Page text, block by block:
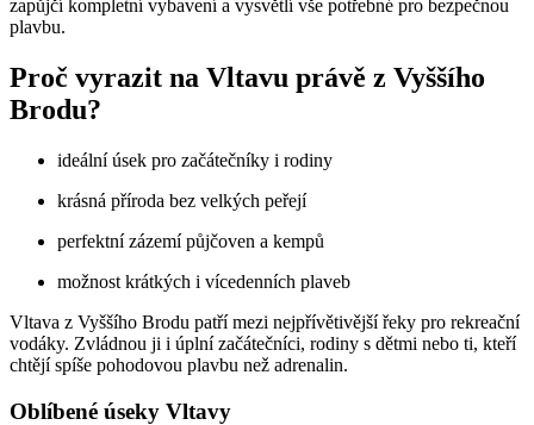
zapůjčí kompletní vybavení a vysvětlí vše potřebné pro bezpečnou
plavbu.
Proč vyrazit na Vltavu právě z Vyššího
Brodu?
ideální úsek pro začátečníky i rodiny
krásná příroda bez velkých peřejí
perfektní zázemí půjčoven a kempů
možnost krátkých i vícedenních plaveb
Vltava z Vyššího Brodu patří mezi nejpřívětivější řeky pro rekreační
vodáky. Zvládnou ji i úplní začátečníci, rodiny s dětmi nebo ti, kteří
chtějí spíše pohodovou plavbu než adrenalin.
Oblíbené úseky Vltavy